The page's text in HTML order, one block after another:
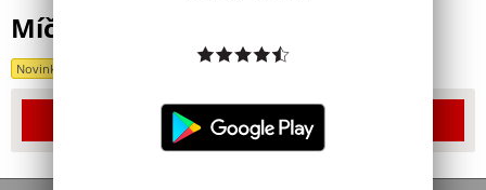
Míč 14cm Kočičky miláčci
Novinka
Produkt již bohužel není dostupný